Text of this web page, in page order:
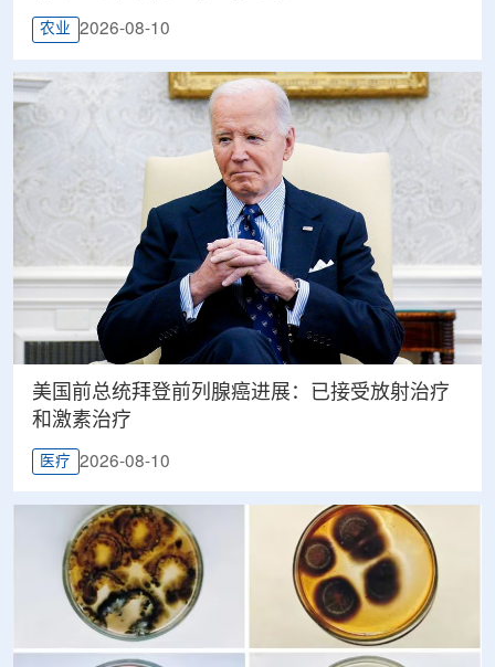
农业 2026-08-10
美国前总统拜登前列腺癌进展：已接受放射治疗
和激素治疗
医疗 2026-08-10